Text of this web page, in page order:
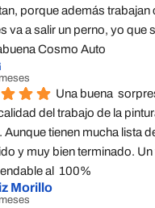
porque además trabajan
va a salir un perno, yo que
Cosmo Auto
Una buena
del trabajo de la
Aunque tienen mucha lista
y muy bien terminado.
al  100%
Morillo